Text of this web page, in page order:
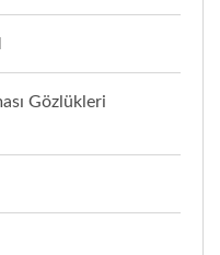
Gözlükleri